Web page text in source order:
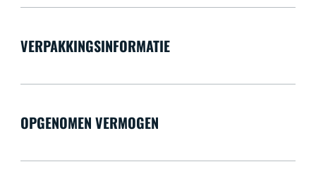
VERPAKKINGSINFORMATIE
OPGENOMEN VERMOGEN